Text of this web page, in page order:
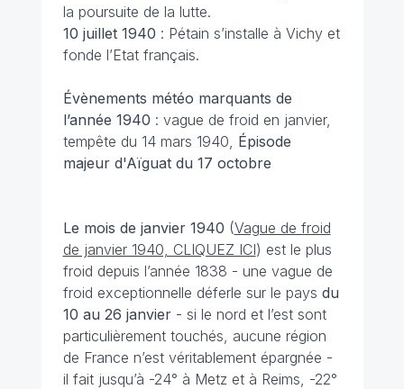
la poursuite de la lutte.
10 juillet 1940 : Pétain s’installe à Vichy et
fonde l’Etat français.
Évènements météo marquants de
l’année 1940 : vague de froid en janvier,
tempête du 14 mars 1940, Épisode
majeur d'Aïguat du 17 octobre
Le mois de janvier 1940 (Vague de froid
de janvier 1940, CLIQUEZ ICI) est le plus
froid depuis l’année 1838 - une vague de
froid exceptionnelle déferle sur le pays du
10 au 26 janvier- si le nord et l’est sont
particulièrement touchés, aucune région
de France n’est véritablement épargnée -
il fait jusqu’à -24° à Metz et à Reims, -22°